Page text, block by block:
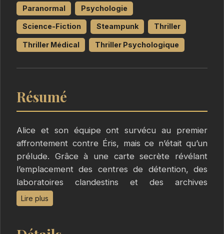
Paranormal Psychologie
Science-Fiction Steampunk Thriller
Thriller Médical Thriller Psychologique
Résumé
Alice et son équipe ont survécu au premier
affrontement contre Éris, mais ce n’était qu’un
prélude. Grâce à une carte secrète révélant
l’emplacement des centres de détention, des
laboratoires clandestins et des archives
protégées, ils comprennent que le véritable
combat ne fait que commencer. Chaque site à
Lire plus